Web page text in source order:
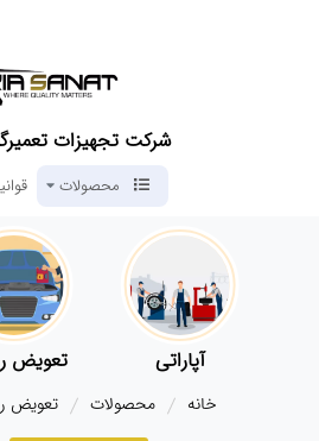
شرکت تجهیزات
محصولات
آپاراتی تعویض
خانه محصولات تعویض